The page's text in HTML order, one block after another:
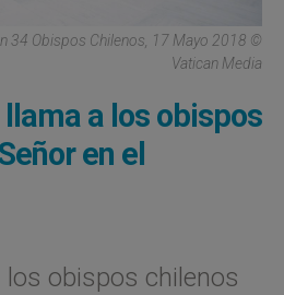
34 Obispos Chilenos, 17 Mayo 2018 ©
Vatican Media
llama a los obispos
en el
los obispos chilenos